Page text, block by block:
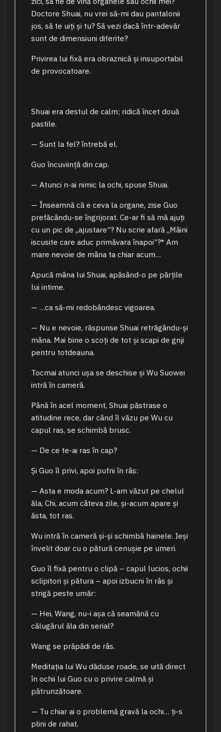
Doctore Shuai, nu vrei să-mi dau pantalonii
jos, să te uiți și tu? Să vezi dacă într-adevăr
sunt de dimensiuni diferite?
Privirea lui fixă era obraznică și insuportabil
de provocatoare.
Shuai era destul de calm; ridică încet două
pastile.
— Sunt la fel? întrebă el.
Guo încuviință din cap.
— Atunci n-ai nimic la ochi, spuse Shuai.
— Înseamnă că e ceva la organe, zise Guo
prefăcându-se îngrijorat. Ce-ar fi să mă ajuți
cu un pic de „ajustare”? Nu scrie afară „Mâini
iscusite care aduc primăvara înapoi”?* Am
mare nevoie de mâna ta chiar acum…
Apucă mâna lui Shuai, apăsând-o pe părțile
lui intime.
— …ca să-mi redobândesc vigoarea.
— Nu e nevoie, răspunse Shuai retrăgându-și
mâna. Mai bine o scoți de tot și scapi de griji
pentru totdeauna.
Tocmai atunci ușa se deschise și Wu Suowei
intră în cameră.
Până în acel moment, Shuai păstrase o
atitudine rece, dar când îl văzu pe Wu cu
capul ras, se schimbă brusc.
— De ce te-ai ras în cap?
Și Guo îl privi, apoi pufni în râs:
— Asta e moda acum? L-am văzut pe chelul
ăla, Chi, acum câteva zile, și-acum apare și
ăsta, tot ras.
Wu intră în cameră și-și schimbă hainele. Ieși
învelit doar cu o pătură cenușie pe umeri.
Guo îl fixă pentru o clipă – capul lucios, ochii
sclipitori și pătura – apoi izbucni în râs și
strigă peste umăr:
— Hei, Wang, nu-i așa că seamănă cu
călugărul ăla din serial?
Wang se prăpădi de râs.
Meditația lui Wu dăduse roade, se uită direct
în ochii lui Guo cu o privire calmă și
pătrunzătoare.
— Tu chiar ai o problemă gravă la ochi… ți-s
plini de rahat.